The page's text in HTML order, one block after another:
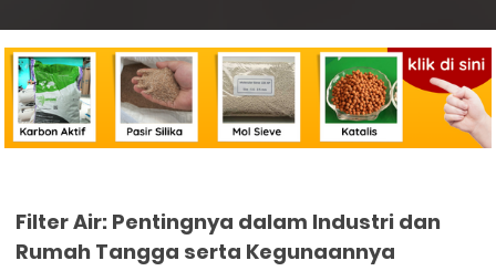
Filter Air: Pentingnya dalam Industri dan
Rumah Tangga serta Kegunaannya